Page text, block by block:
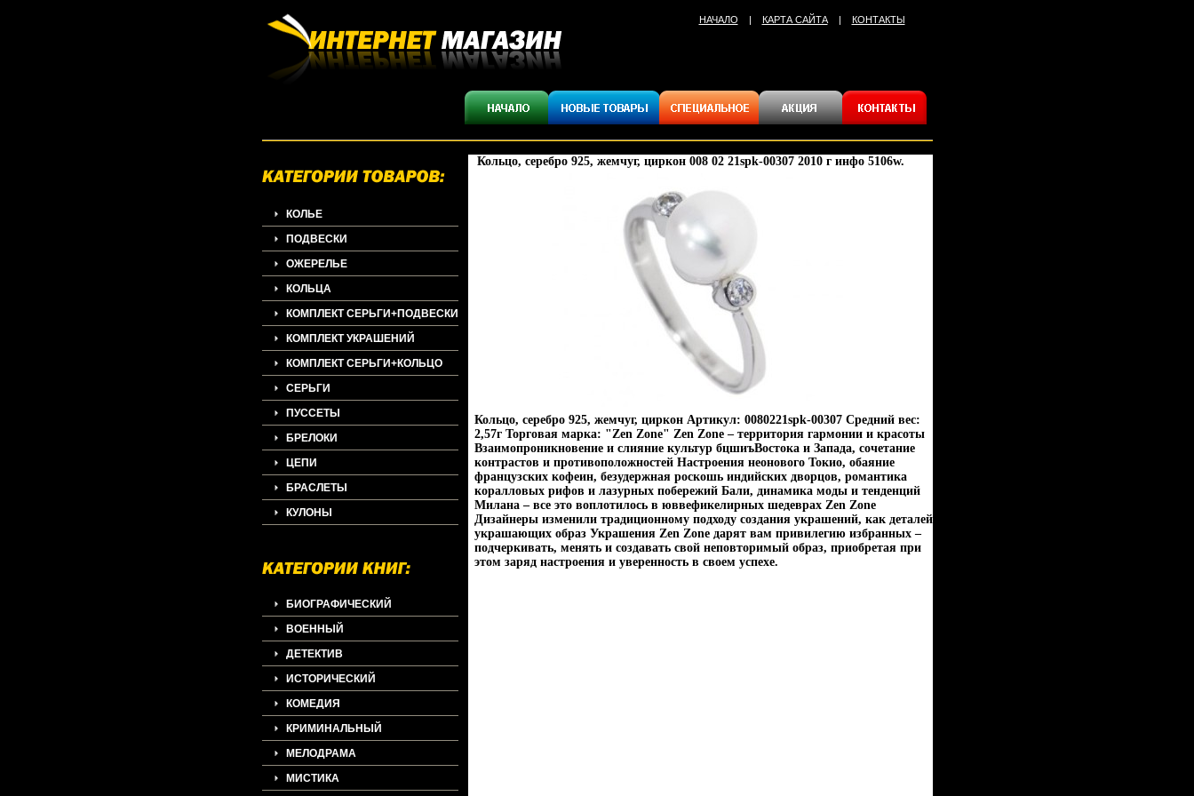
НАЧАЛО | КАРТА САЙТА| КОНТАКТЫ
КОЛЬЕ
ПОДВЕСКИ
ОЖЕРЕЛЬЕ
КОЛЬЦА
КОМПЛЕКТ СЕРЬГИ+ПОДВЕСКИ
КОМПЛЕКТ УКРАШЕНИЙ
КОМПЛЕКТ СЕРЬГИ+КОЛЬЦО
СЕРЬГИ
ПУССЕТЫ
БРЕЛОКИ
ЦЕПИ
БРАСЛЕТЫ
КУЛОНЫ
БИОГРАФИЧЕСКИЙ
ВОЕННЫЙ
ДЕТЕКТИВ
ИСТОРИЧЕСКИЙ
КОМЕДИЯ
КРИМИНАЛЬНЫЙ
МЕЛОДРАМА
МИСТИКА
Кольцо, серебро 925, жемчуг, циркон 008 02 21spk-00307 2010 г инфо 5106w.
Кольцо, серебро 925, жемчуг, циркон Артикул: 0080221spk-00307 Средний вес:
2,57г Торговая марка: "Zen Zone" Zen Zone – территория гармонии и красоты
Взаимопроникновение и слияние культур бцшиъВостока и Запада, сочетание
контрастов и противоположностей Настроения неонового Токио, обаяние
французских кофеин, безудержная роскошь индийских дворцов, романтика
коралловых рифов и лазурных побережий Бали, динамика моды и тенденций
Милана – все это воплотилось в юввефикелирных шедеврах Zen Zone
Дизайнеры изменили традиционному подходу создания украшений, как деталей
украшающих образ Украшения Zen Zone дарят вам привилегию избранных –
подчеркивать, менять и создавать свой неповторимый образ, приобретая при
этом заряд настроения и уверенность в своем успехе.